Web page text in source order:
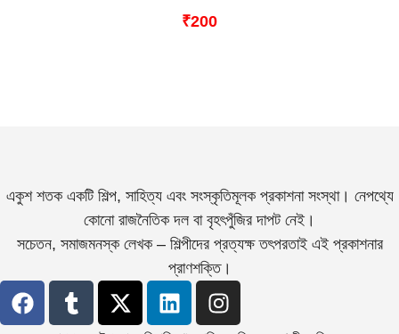
₹200
একুশ শতক একটি শিল্প, সাহিত্য এবং সংস্কৃতিমূলক প্রকাশনা সংস্থা। নেপথ্যে
কোনো রাজনৈতিক দল বা বৃহৎপুঁজির দাপট নেই।
সচেতন, সমাজমনস্ক লেখক – শিল্পীদের প্রত্যক্ষ তৎপরতাই এই প্রকাশনার
প্রাণশক্তি।